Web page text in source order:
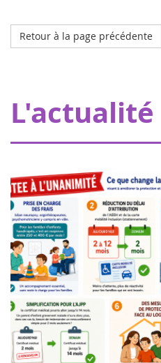
Retour à la page précédente
L'actualité
subvention de 20000€
en place un espace dédié
Femmes